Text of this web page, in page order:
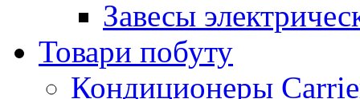
Завесы
Товари побуту
Кондиционеры